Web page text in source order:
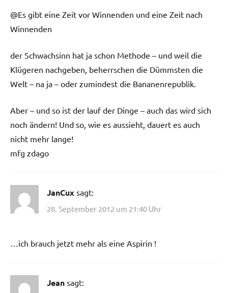
@Es gibt eine Zeit vor Winnenden und eine Zeit nach
Winnenden
der Schwachsinn hat ja schon Methode – und weil die
Klügeren nachgeben, beherrschen die Dümmsten die
Welt – na ja – oder zumindest die Bananenrepublik.
Aber – und so ist der lauf der Dinge – auch das wird sich
noch ändern! Und so, wie es aussieht, dauert es auch
nicht mehr lange!
mfg zdago
JanCux sagt:
28. September 2012 um 21:40 Uhr
…ich brauch jetzt mehr als eine Aspirin !
Jean sagt: